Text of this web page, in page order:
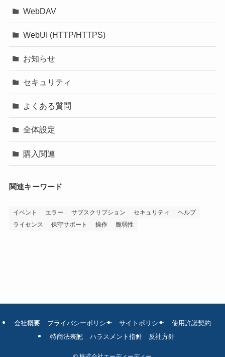
WebDAV
WebUI (HTTP/HTTPS)
お知らせ
セキュリティ
よくある質問
全体設定
購入関連
関連キーワード
イベント エラー サブスクリプション セキュリティ
ヘルプ
ライセンス
保守サポート 操作 脆弱性
会社概要 プライバシーポリシー サイトポリシー
使用許諾契約
特商法表記
ハラスメント指針 反社方針